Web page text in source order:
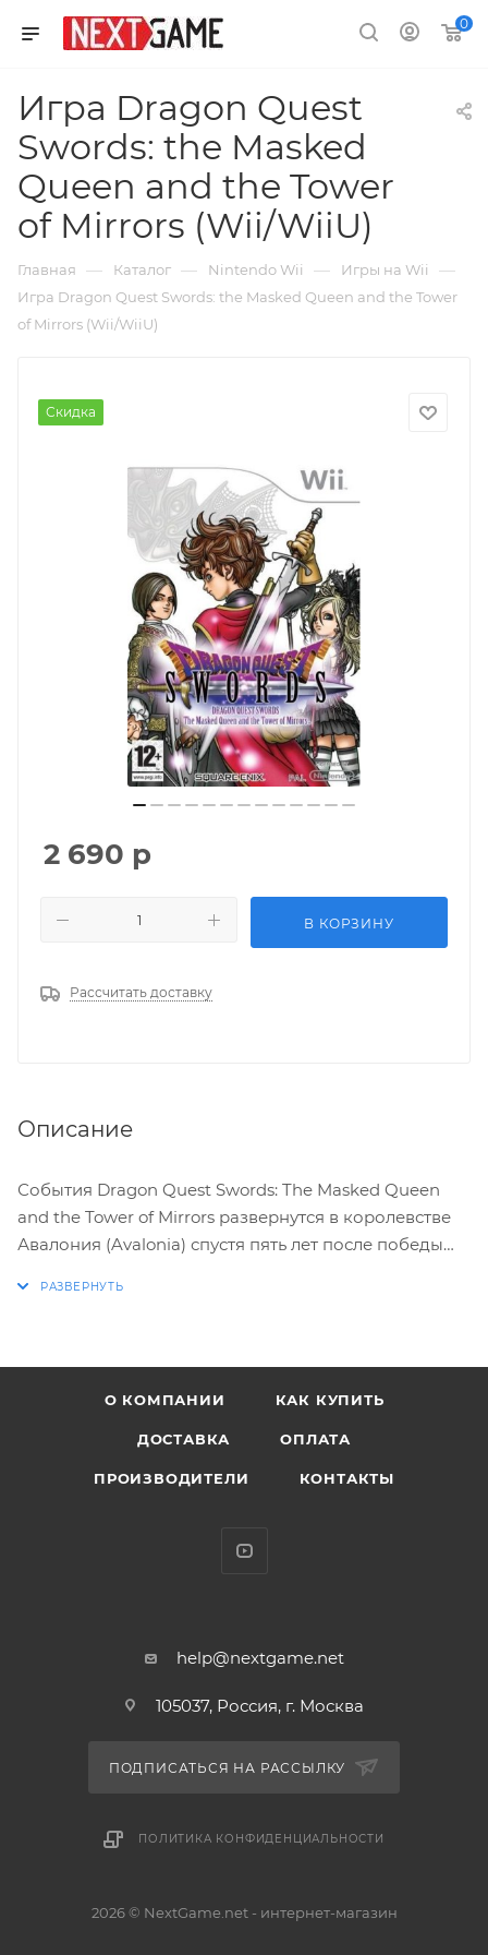
0
Игра Dragon Quest
Swords: the Masked
Queen and the Tower
of Mirrors (Wii/WiiU)
Главная — Каталог — Nintendo Wii — Игры на Wii —
Игра Dragon Quest Swords: the Masked Queen and the Tower
of Mirrors (Wii/WiiU)
Скидка
2 690 р
В КОРЗИНУ
Рассчитать доставку
Описание
События Dragon Quest Swords: The Masked Queen
and the Tower of Mirrors развернутся в королевстве
Авалония (Avalonia) спустя пять лет после победы
Все что остается игроку - это взять в руки Wiimote и
Nunchuck и отправиться на истребление вражины, а
* Яркие краски декораций
О КОМПАНИИ КАК КУПИТЬ
ДОСТАВКА ОПЛАТА
ПРОИЗВОДИТЕЛИ КОНТАКТЫ
help@nextgame.net
105037, Россия, г. Москва
ПОДПИСАТЬСЯ НА РАССЫЛКУ
ПОЛИТИКА КОНФИДЕНЦИАЛЬНОСТИ
2026 © NextGame.net - интернет-магазин